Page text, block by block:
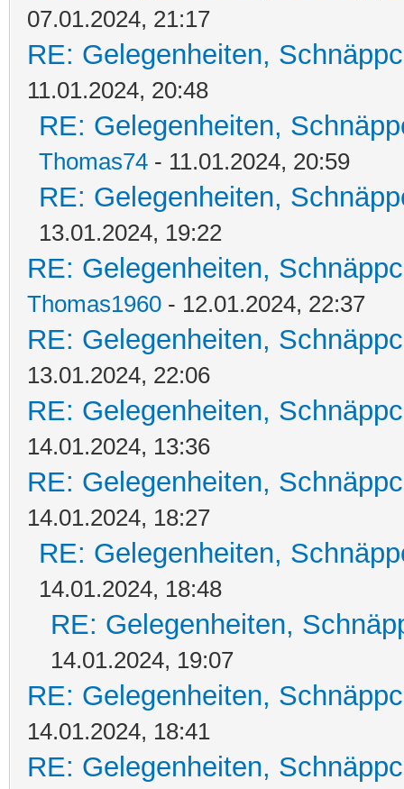
07.01.2024, 21:17
RE: Gelegenheiten,
11.01.2024, 20:48
RE: Gelegenheiten,
Thomas74 - 11.01.2024, 20:59
RE: Gelegenheiten,
13.01.2024, 19:22
RE: Gelegenheiten,
Thomas1960 - 12.01.2024, 22:37
RE: Gelegenheiten,
13.01.2024, 22:06
RE: Gelegenheiten,
14.01.2024, 13:36
RE: Gelegenheiten,
14.01.2024, 18:27
RE: Gelegenheiten,
14.01.2024, 18:48
RE: Gelegenheiten,
14.01.2024, 19:07
RE: Gelegenheiten,
14.01.2024, 18:41
RE: Gelegenheiten,